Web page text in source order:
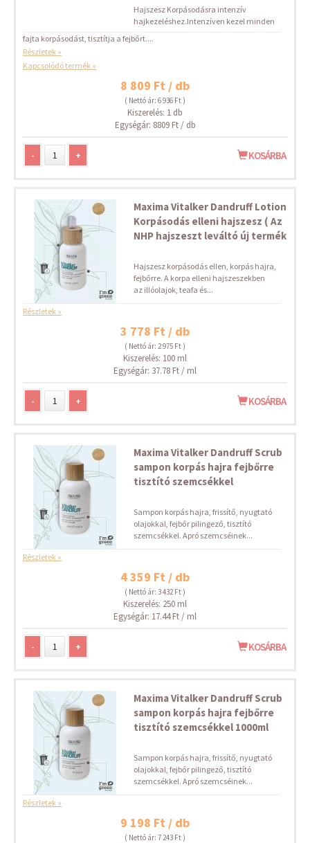
Hajszesz Korpásodásra intenzív
hajkezeléshez.Intenzíven kezel minden
fajta korpásodást, tisztítja a fejbőrt....
Részletek »
Kapcsolódó termék »
8 809 Ft / db
( Nettó ár: 6 936 Ft )
Kiszerelés: 1 db
Egységár: 8809 Ft / db
- + KOSÁRBA
Maxima Vitalker Dandruff Lotion
Korpásodás elleni hajszesz ( Az
NHP hajszeszt leváltó új termék
Hajszesz korpásodás ellen, korpás hajra,
fejbőrre. A korpa elleni hajszeszekben
az illóolajok, teafa és...
Részletek »
3 778 Ft / db
( Nettó ár: 2 975 Ft )
Kiszerelés: 100 ml
Egységár: 37.78 Ft / ml
- + KOSÁRBA
Maxima Vitalker Dandruff Scrub
sampon korpás hajra fejbőrre
tisztító szemcsékkel
Sampon korpás hajra, frissítő, nyugtató
olajokkal, fejbőr pilingező, tisztító
szemcsékkel. Apró szemcséinek...
Részletek »
4 359 Ft / db
( Nettó ár: 3 432 Ft )
Kiszerelés: 250 ml
Egységár: 17.44 Ft / ml
- + KOSÁRBA
Maxima Vitalker Dandruff Scrub
sampon korpás hajra fejbőrre
tisztító szemcsékkel 1000ml
Sampon korpás hajra, frissítő, nyugtató
olajokkal, fejbőr pilingező, tisztító
szemcsékkel. Apró szemcséinek...
Részletek »
9 198 Ft / db
( Nettó ár: 7 243 Ft )